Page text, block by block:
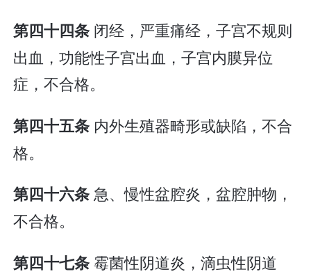
第四十四条 闭经，严重痛经，子宫不规则
出血，功能性子宫出血，子宫内膜异位
症，不合格。
第四十五条 内外生殖器畸形或缺陷，不合
格。
第四十六条急、慢性盆腔炎，盆腔肿物，
不合格。
第四十七条霉菌性阴道炎，滴虫性阴道